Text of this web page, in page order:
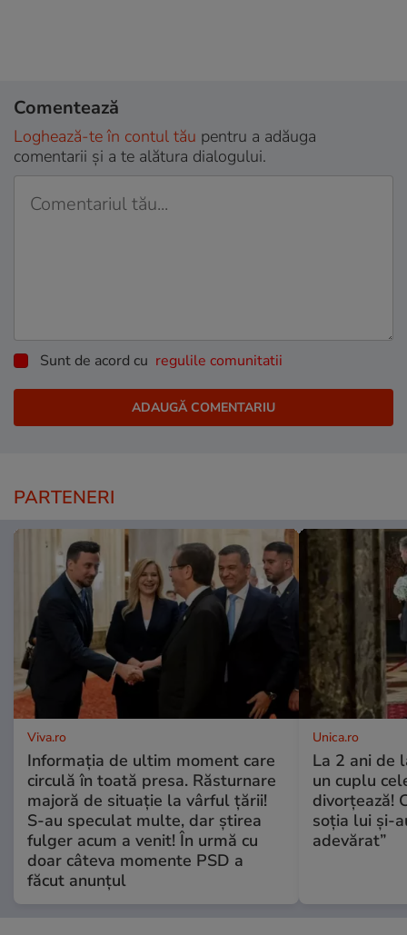
Comentează
Loghează-te în contul tău pentru a adăuga
comentarii și a te alătura dialogului.
Sunt de acord cu regulile comunitatii
PARTENERI
Viva.ro
Informația de ultim moment care
circulă în toată presa. Răsturnare
majoră de situație la vârful țării!
S-au speculat multe, dar știrea
fulger acum a venit! În urmă cu
doar câteva momente PSD a
făcut anunțul
Unica.ro
La 2 ani de
un cuplu
divorțează!
soția lui și-
adevărat”